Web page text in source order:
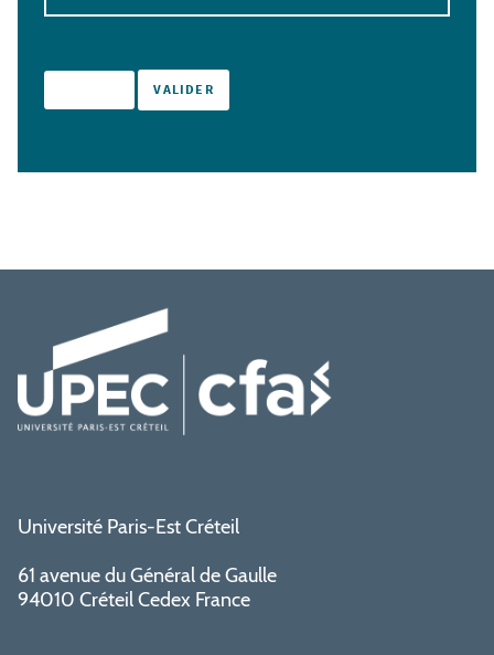
Université Paris-Est Créteil
61 avenue du Général de Gaulle
94010 Créteil Cedex France